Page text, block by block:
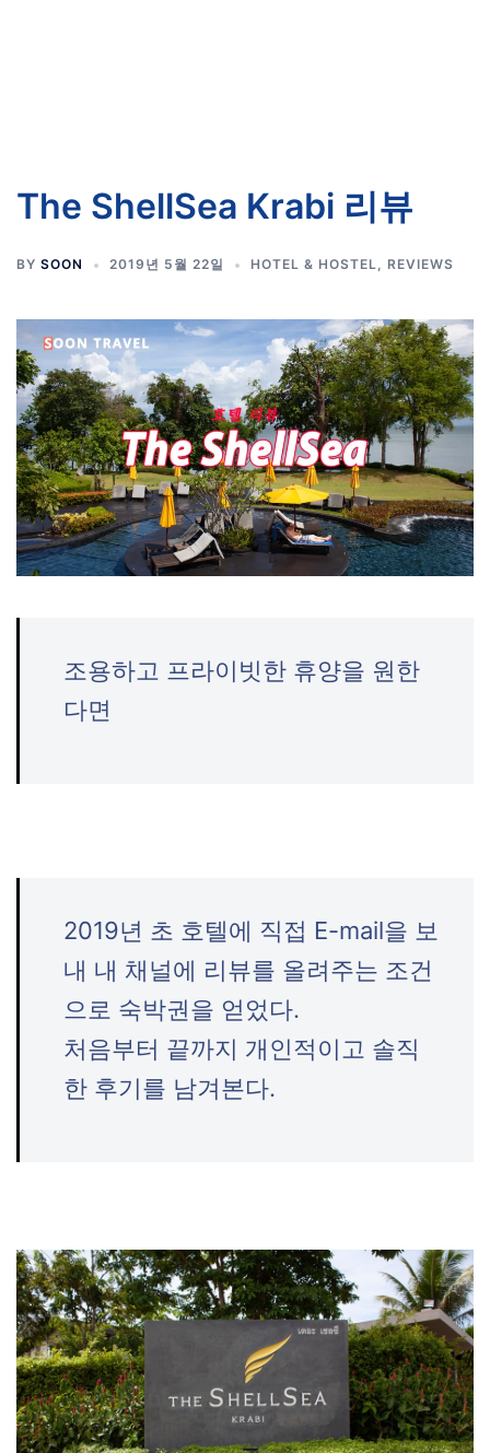
The ShellSea Krabi 리뷰
BY SOON 2019년 5월 22일 HOTEL & HOSTEL, REVIEWS
조용하고 프라이빗한 휴양을 원한
다면
2019년 초 호텔에 직접 E-mail을 보
내 내 채널에 리뷰를 올려주는 조건
으로 숙박권을 얻었다.
처음부터 끝까지 개인적이고 솔직
한 후기를 남겨본다.